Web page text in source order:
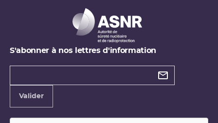
S'abonner à nos lettres d'information
Types de
Valider